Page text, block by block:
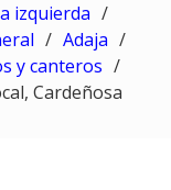
izquierda
Adaja
y canteros
Cardeñosa